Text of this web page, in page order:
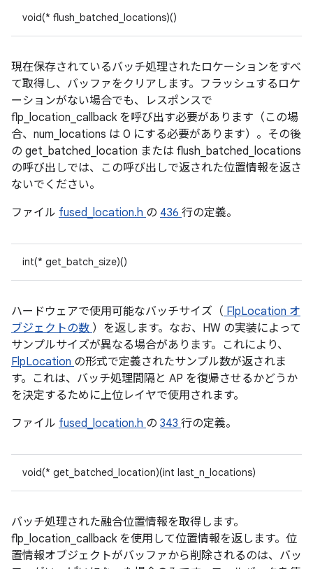
void(* flush_batched_locations)()
現在保存されているバッチ処理されたロケーションをすべ
て取得し、バッファをクリアします。フラッシュするロケ
ーションがない場合でも、レスポンスで
flp_location_callback を呼び出す必要があります（この場
合、num_locations は 0 にする必要があります）。その後
の get_batched_location または flush_batched_locations
の呼び出しでは、この呼び出しで返された位置情報を返さ
ないでください。
ファイル fused_location.h の 436 行の定義。
int(* get_batch_size)()
ハードウェアで使用可能なバッチサイズ（ FlpLocation オ
ブジェクトの数 ）を返します。なお、HW の実装によって
サンプルサイズが異なる場合があります。これにより、
FlpLocation の形式で定義されたサンプル数が返されま
す。これは、バッチ処理間隔と AP を復帰させるかどうか
を決定するために上位レイヤで使用されます。
ファイル fused_location.h の 343 行の定義。
void(* get_batched_location)(int last_n_locations)
バッチ処理された融合位置情報を取得します。
flp_location_callback を使用して位置情報を返します。位
置情報オブジェクトがバッファから削除されるのは、バッ